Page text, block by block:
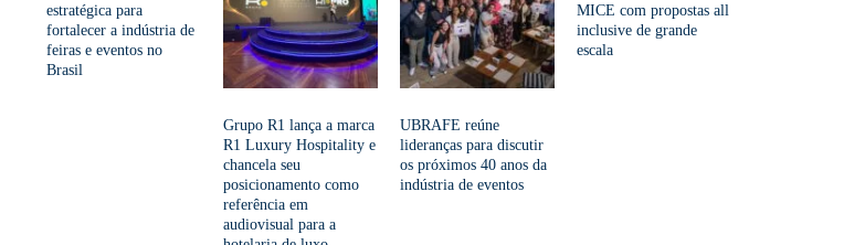
estratégica para
fortalecer a indústria de
feiras e eventos no
Brasil
Grupo R1 lança a marca
R1 Luxury Hospitality e
chancela seu
posicionamento como
referência em
audiovisual para a
UBRAFE reúne
lideranças para discutir
os próximos 40 anos da
indústria de eventos
MICE com propostas all
inclusive de grande
escala